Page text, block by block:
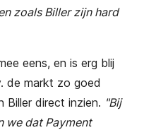
zoals Biller zijn hard
eens, en is erg blij
de markt zo goed
Biller direct inzien. "Bij
we dat Payment